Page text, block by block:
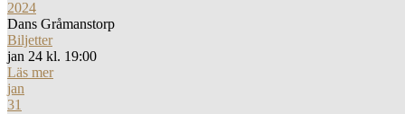
2024
Dans Gråmanstorp
Biljetter
jan 24 kl. 19:00
Läs mer
jan
31